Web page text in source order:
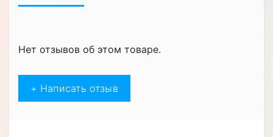
Нет отзывов об этом товаре.
+ Написать отзыв